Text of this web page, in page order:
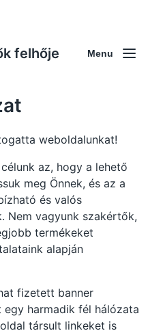
felhője Menu
weboldalunkat!
az, hogy a lehető
meg Önnek, és az a
és valós
Nem vagyunk szakértők,
termékeket
alapján
fizetett banner
egy harmadik fél hálózata
társult linkeket is